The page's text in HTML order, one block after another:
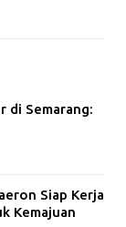
di Semarang:
Siap Kerja
Kemajuan